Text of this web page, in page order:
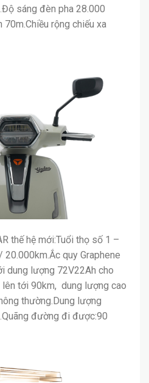
sáng đèn pha 28.000
rộng chiếu xa
thế hệ mới:Tuổi thọ số 1 –
20.000km.Ắc quy Graphene
dung lượng 72V22Ah cho
tới 90km, dung lượng cao
thường.Dung lượng
đường đi được:90